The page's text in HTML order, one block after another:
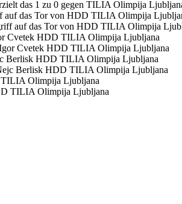
auf das Tor von HDD TILIA Olimpija
Cvetek HDD TILIA Olimpija Ljubljana
Berlisk HDD TILIA Olimpija Ljubljana
Olimpija Ljubljana